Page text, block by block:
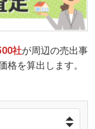
社が周辺の売出事
格を算出します。